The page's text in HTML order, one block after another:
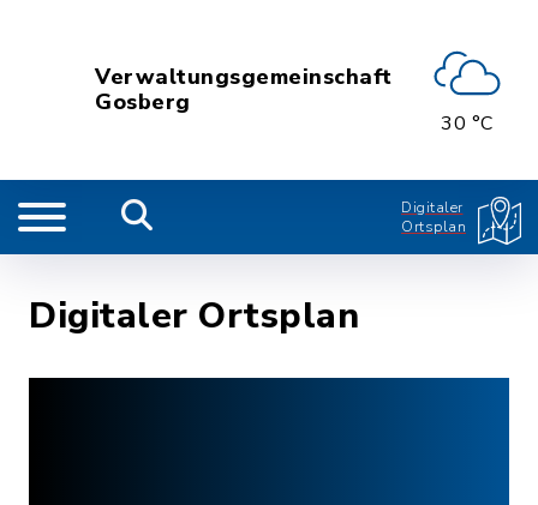
Verwaltungsgemeinschaft
Gosberg
30 °C
Digitaler
Ortsplan
Digitaler Ortsplan